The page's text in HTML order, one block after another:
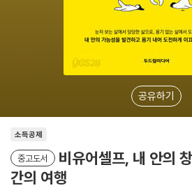
공유하기
소득공제
중고도서
비유어셀프, 내 안의
간의 여행